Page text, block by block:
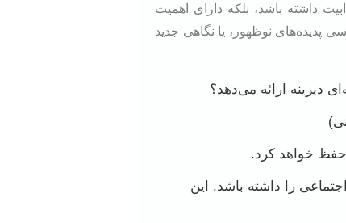
داشته باشد، بلکه دارای اهمیت
پدیده‌های نوظهور، یا نگاهی جدید
دیرینه ارائه می‌دهد؟
خواهد کرد.
را داشته باشد. این